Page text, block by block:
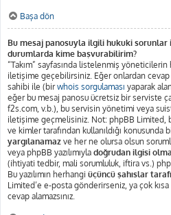
Başa dön
Bu mesaj panosuyla ilgili hukuki
durumlarda kime başvurabilirim?
“Takım” sayfasında listelenmiş
iletişime geçebilirsiniz. Eğer onlardan cevap
sahibi ile (birwhois sorgulaması yaparak
eğer bu mesaj panosu ücretsiz bir serviste
f2s.com, v.b.), bu servisin yönetimi veya
iletişime geçmelisiniz. Not: phpBB Limited,
ve kimler tarafından kullanıldığı konusunda
yargılanamaz ve her ne olursa olsun
veya phpBB yazılımıyla doğrudan ilgisi
(ihtiyati tedbir, mali sorumluluk, iftira vs.)
Bu yazılımın herhangi üçüncü şahıslar
Limited’e e-posta gönderirseniz, ya çok kısa
cevap alamazsınız.